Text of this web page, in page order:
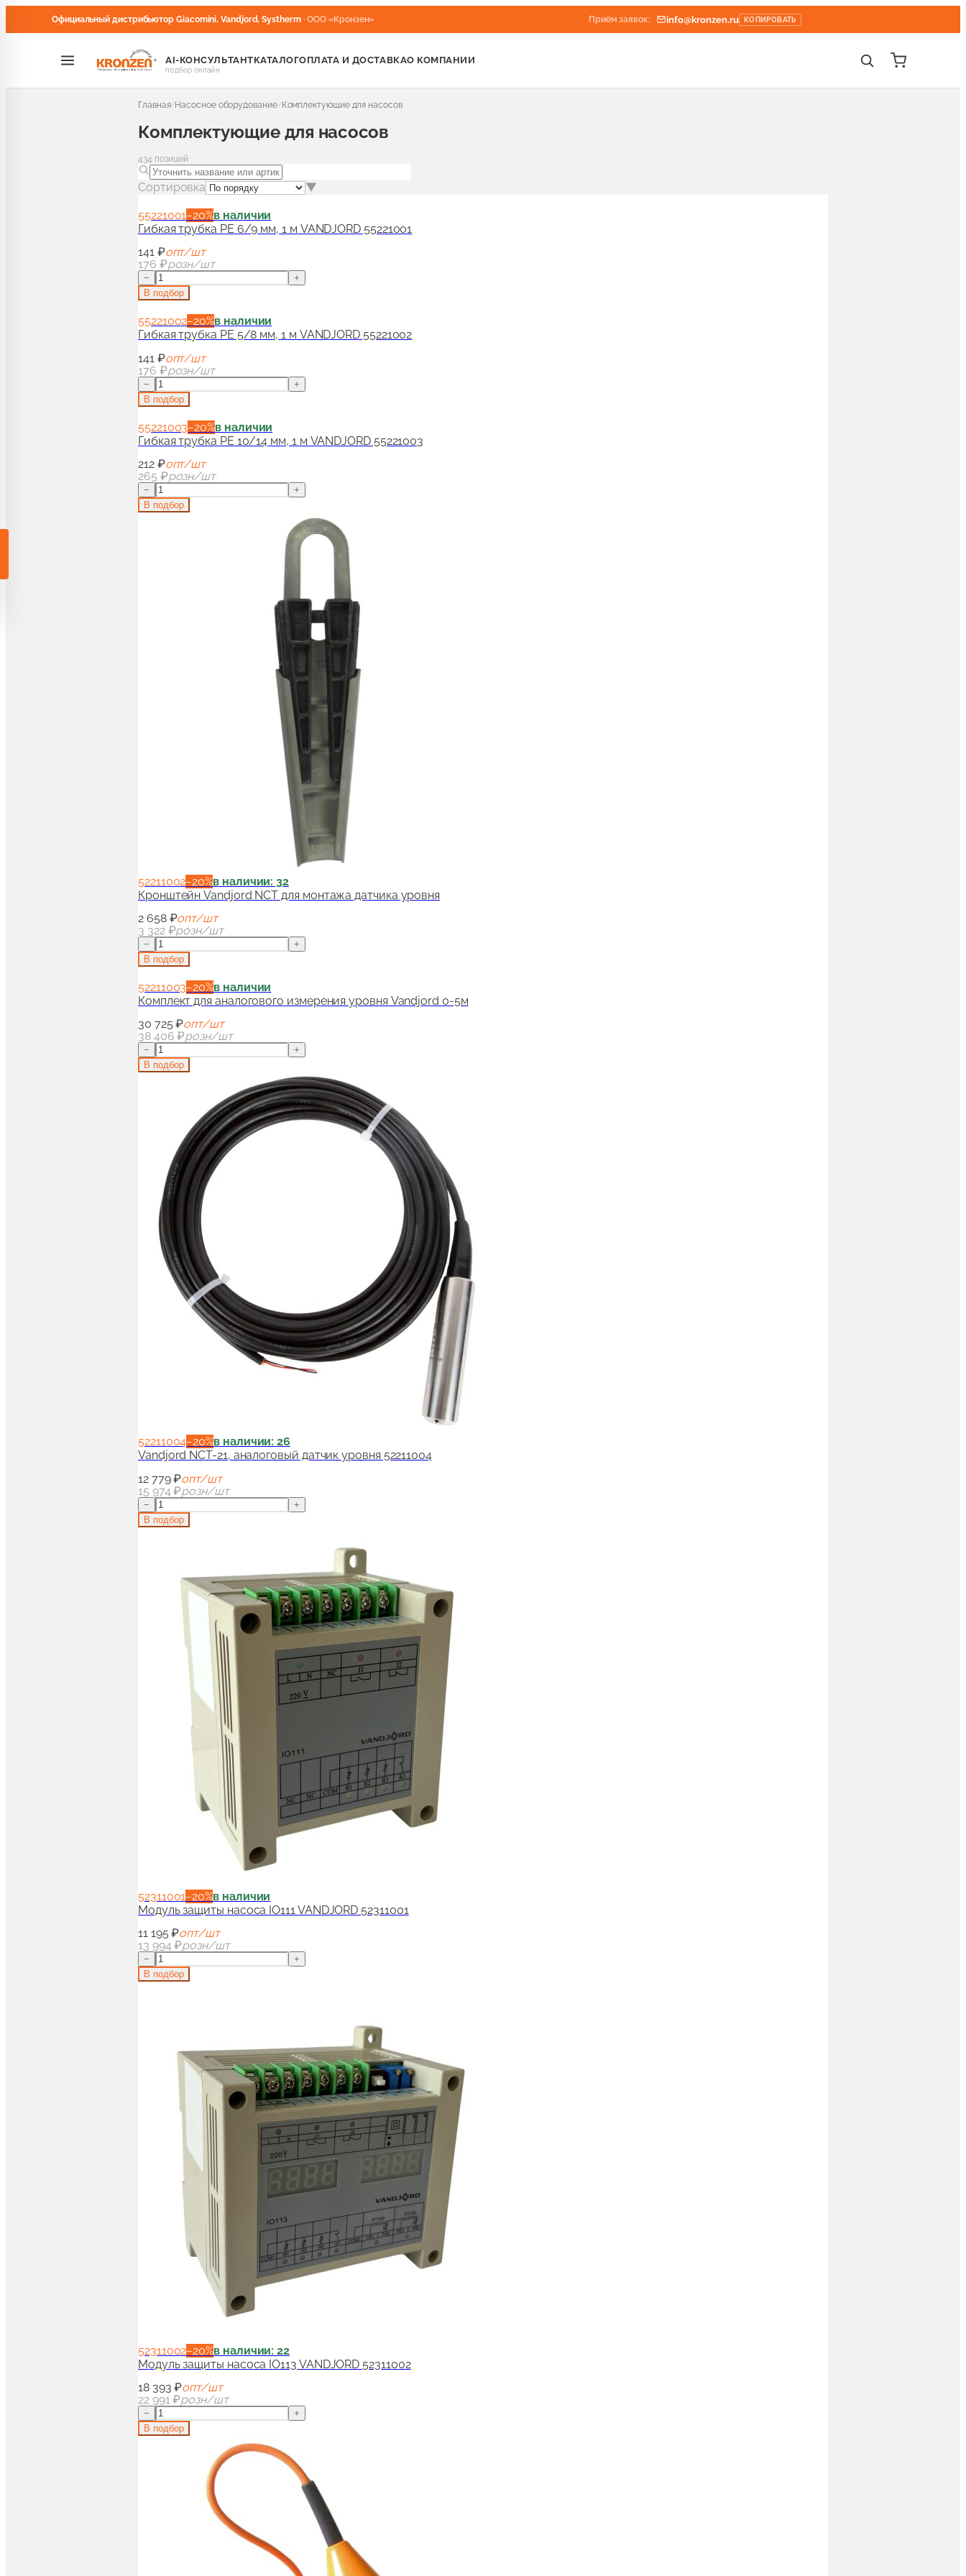
Официальный дистрибьютор Giacomini, Vandjord, Systherm · ООО «Кронзен» Приём заявок: info@kronzen.ru КОПИРОВАТЬ
AI-КОНСУЛЬТАНТ
подбор онлайн
КАТАЛОГОПЛАТА И ДОСТАВКАО КОМПАНИИ
Главная/Насосное оборудование/Комплектующие для насосов
Комплектующие для насосов
434 позиций
Сортировка ▼
55221001−20%в наличии
Гибкая трубка PE 6/9 мм, 1 м VANDJORD 55221001
141 ₽опт/шт
176 ₽розн/шт
−
+
В подбор
55221002−20%в наличии
Гибкая трубка PE 5/8 мм, 1 м VANDJORD 55221002
141 ₽опт/шт
176 ₽розн/шт
−
+
В подбор
55221003−20%в наличии
Гибкая трубка PE 10/14 мм, 1 м VANDJORD 55221003
212 ₽опт/шт
265 ₽розн/шт
−
+
В подбор
52211002−20%в наличии: 32
Кронштейн Vandjord NCT для монтажа датчика уровня
2 658 ₽опт/шт
3 322 ₽розн/шт
−
+
В подбор
52211003−20%в наличии
Комплект для аналогового измерения уровня Vandjord 0-5м
30 725 ₽опт/шт
38 406 ₽розн/шт
−
+
В подбор
52211004−20%в наличии: 26
Vandjord NCT-21, аналоговый датчик уровня 52211004
12 779 ₽опт/шт
15 974 ₽розн/шт
−
+
В подбор
52311001−20%в наличии
Модуль защиты насоса IO111 VANDJORD 52311001
11 195 ₽опт/шт
13 994 ₽розн/шт
−
+
В подбор
52311002−20%в наличии: 22
Модуль защиты насоса IO113 VANDJORD 52311002
18 393 ₽опт/шт
22 991 ₽розн/шт
−
+
В подбор